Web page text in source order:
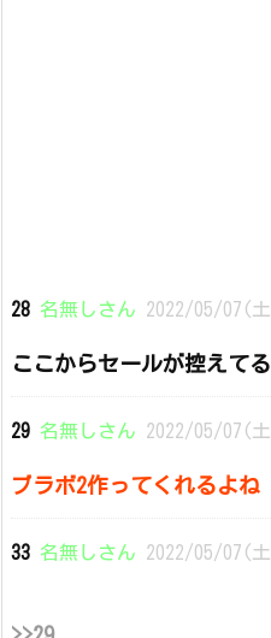
28 名無しさん 2022/05/07(
ここからセールが控えて
29 名無しさん 2022/05/07(
ブラボ2作ってくれるよね
33 名無しさん 2022/05/07(